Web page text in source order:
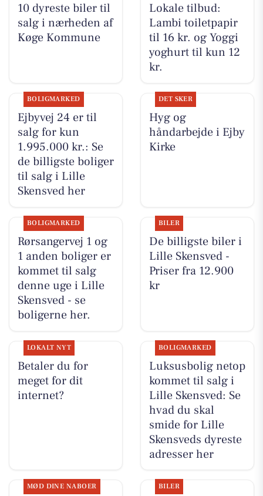
10 dyreste biler til
salg i nærheden af
Køge Kommune
Lokale tilbud:
Lambi toiletpapir
til 16 kr. og Yoggi
yoghurt til kun 12
kr.
BOLIGMARKED
Ejbyvej 24 er til
salg for kun
1.995.000 kr.: Se
de billigste boliger
til salg i Lille
Skensved her
DET SKER
Hyg og
håndarbejde i Ejby
Kirke
BOLIGMARKED
Rørsangervej 1 og
1 anden boliger er
kommet til salg
denne uge i Lille
Skensved - se
boligerne her.
BILER
De billigste biler i
Lille Skensved -
Priser fra 12.900
kr
LOKALT NYT
Betaler du for
meget for dit
internet?
BOLIGMARKED
Luksusbolig netop
kommet til salg i
Lille Skensved: Se
hvad du skal
smide for Lille
Skensveds dyreste
adresser her
MØD DINE NABOER BILER